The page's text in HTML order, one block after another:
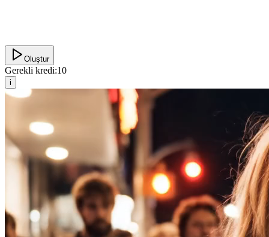
Oluştur
Gerekli kredi:10
i